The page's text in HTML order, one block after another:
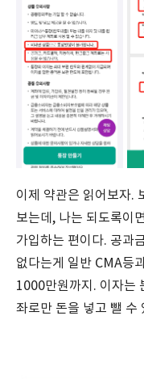
이제 약관은 읽어보자.
보는데, 나는 되도록이
가입하는 편이다. 공과
없다는게 일반 CMA등
1000만원까지. 이자는
좌로만 돈을 넣고 뺄 수